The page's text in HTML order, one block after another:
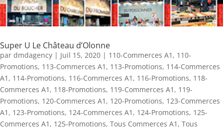
Super U Le Château d’Olonne
par dmdagency | Juil 15, 2020 | 110-Commerces A1 , 110-
Promotions, 113-Commerces A1 , 113-Promotions, 114-Commerces
A1 , 114-Promotions, 116-Commerces A1 , 116-Promotions, 118-
Commerces A1 , 118-Promotions, 119-Commerces A1 , 119-
Promotions, 120-Commerces A1 , 120-Promotions, 123-Commerces
A1 , 123-Promotions, 124-Commerces A1 , 124-Promotions, 125-
Commerces A1 , 125-Promotions, Tous Commerces A1 , Tous